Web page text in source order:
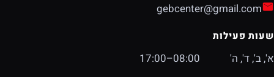
gebcenter@gmail.com
שעות פעילות
א', ב', ד', ה'
08:00–17:00